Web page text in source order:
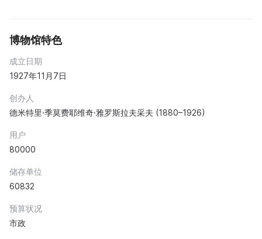
博物馆特色
成立日期
1927年11月7日
创办人
德米特里·季莫费耶维奇·雅罗斯拉夫采夫 (1880–1926)
用户
80000
储存单位
60832
预算状况
市政